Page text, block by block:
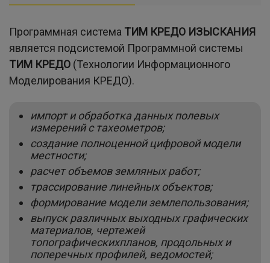
Программная система ТИМ КРЕДО ИЗЫСКАНИЯ
является подсистемой Программной системы
ТИМ КРЕДО (Технологии Информационного
Моделирования КРЕДО).
импорт и обработка данных полевых
измерений с тахеометров;
создание полноценной цифровой модели
местности;
расчет объемов земляных работ;
трассирование линейных объектов;
формирование модели землепользования;
выпуск различных выходных графических
материалов, чертежей
топографическихпланов, продольных и
поперечных профилей, ведомостей;